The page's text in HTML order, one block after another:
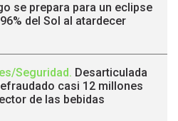
se prepara para un eclipse
del Sol al atardecer
Seguridad. Desarticulada
casi 12 millones
de las bebidas